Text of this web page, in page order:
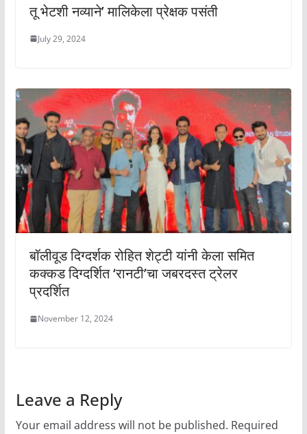
तू भेटशी नव्याने’ मालिकेला प्रेक्षक पसंती
July 29, 2024
बॉलीवूड दिग्दर्शक रोहित शेट्टी यांनी केला समित
कक्कड दिग्दर्शित ‘रानटी’चा जबरदस्त ट्रेलर
प्रदर्शित
November 12, 2024
Leave a Reply
Your email address will not be published. Required